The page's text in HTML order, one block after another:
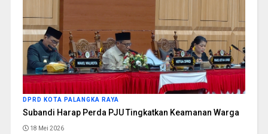
DPRD KOTA PALANGKA RAYA
Subandi Harap Perda PJU Tingkatkan Keamanan Warga
18 Mei 2026